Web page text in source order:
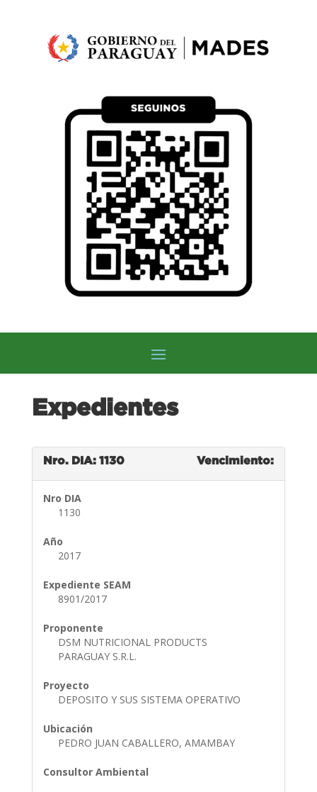
Expedientes
Nro. DIA: 1130 Vencimiento:
Nro DIA
1130
Año
2017
Expediente SEAM
8901/2017
Proponente
DSM NUTRICIONAL PRODUCTS
PARAGUAY S.R.L.
Proyecto
DEPOSITO Y SUS SISTEMA OPERATIVO
Ubicación
PEDRO JUAN CABALLERO, AMAMBAY
Consultor Ambiental